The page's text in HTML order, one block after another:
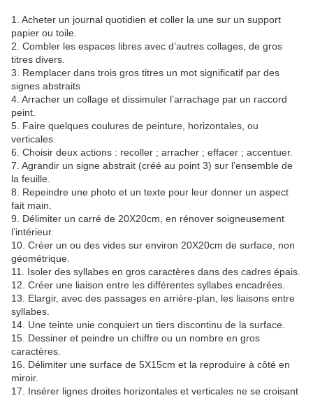
1. Acheter un journal quotidien et coller la une sur un support
papier ou toile.
2. Combler les espaces libres avec d’autres collages, de gros
titres divers.
3. Remplacer dans trois gros titres un mot significatif par des
signes abstraits
4. Arracher un collage et dissimuler l’arrachage par un raccord
peint.
5. Faire quelques coulures de peinture, horizontales, ou
verticales.
6. Choisir deux actions : recoller ; arracher ; effacer ; accentuer.
7. Agrandir un signe abstrait (créé au point 3) sur l’ensemble de
la feuille.
8. Repeindre une photo et un texte pour leur donner un aspect
fait main.
9. Délimiter un carré de 20X20cm, en rénover soigneusement
l’intérieur.
10. Créer un ou des vides sur environ 20X20cm de surface, non
géométrique.
11. Isoler des syllabes en gros caractères dans des cadres épais.
12. Créer une liaison entre les différentes syllabes encadrées.
13. Elargir, avec des passages en arrière-plan, les liaisons entre
syllabes.
14. Une teinte unie conquiert un tiers discontinu de la surface.
15. Dessiner et peindre un chiffre ou un nombre en gros
caractères.
16. Délimiter une surface de 5X15cm et la reproduire à côté en
miroir.
17. Insérer lignes droites horizontales et verticales ne se croisant